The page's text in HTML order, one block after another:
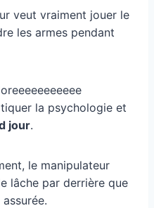
veut vraiment jouer le
les armes pendant
la psychologie et
jour.
le manipulateur
lâche par derrière que